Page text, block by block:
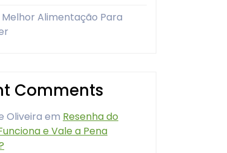
Melhor Alimentação Para
Comments
Oliveira em Resenha do
e Vale a Pena